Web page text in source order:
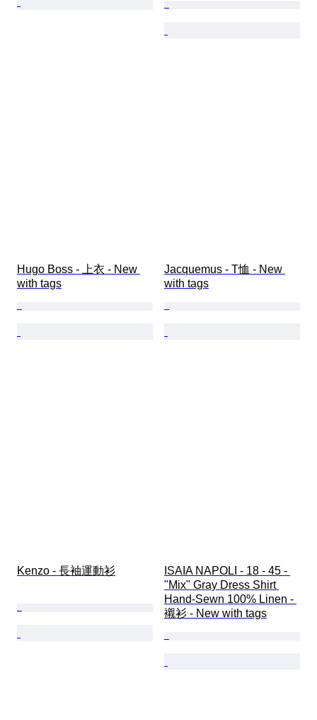
Hugo Boss - 上衣 - New
with tags
Jacquemus - T恤 - New
with tags
Kenzo - 長袖運動衫
ISAIA NAPOLI - 18 - 45 -
"Mix" Gray Dress Shirt
Hand-Sewn 100% Linen -
襯衫 - New with tags